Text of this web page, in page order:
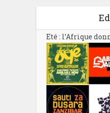
Eté : l’Afrique